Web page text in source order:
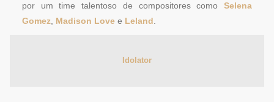
por um time talentoso de compositores como Selena
Gomez Madison Love e Leland
Idolator